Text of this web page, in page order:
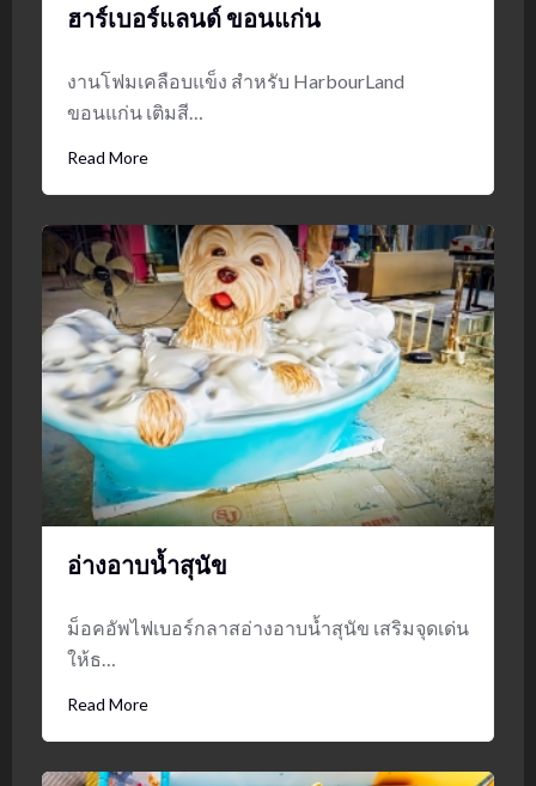
ฮาร์เบอร์แลนด์ ขอนแก่น
งานโฟมเคลือบแข็ง สำหรับ HarbourLand
ขอนแก่น เติมสี…
Read More
อ่างอาบน้ำสุนัข
ม็อคอัพไฟเบอร์กลาสอ่างอาบน้ำสุนัข เสริมจุดเด่น
ให้ธ…
Read More